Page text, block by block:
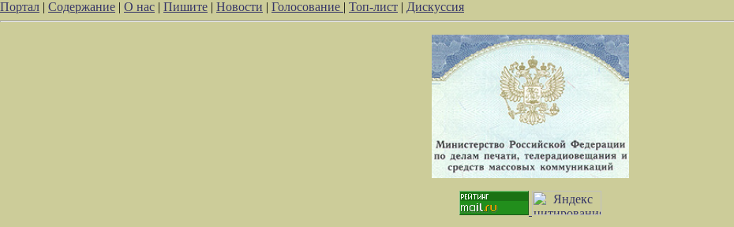
Портал | Содержание | О нас | Пишите | Новости | Голосование | Топ-лист | Дискуссия